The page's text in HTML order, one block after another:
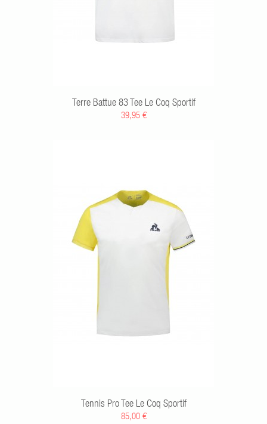
Terre Battue 83 Tee Le Coq Sportif
39,95 €
Tennis Pro Tee Le Coq Sportif
85,00 €